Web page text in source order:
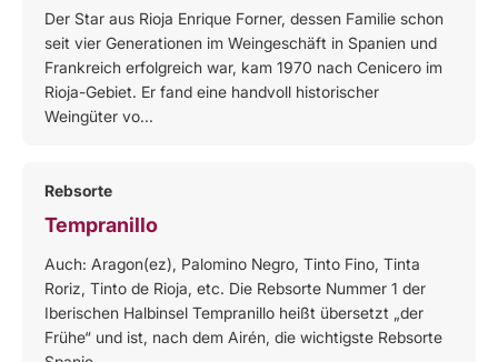
Der Star aus Rioja Enrique Forner, dessen Familie schon
seit vier Generationen im Weingeschäft in Spanien und
Frankreich erfolgreich war, kam 1970 nach Cenicero im
Rioja-Gebiet. Er fand eine handvoll historischer
Weingüter vo...
Rebsorte
Tempranillo
Auch: Aragon(ez), Palomino Negro, Tinto Fino, Tinta
Roriz, Tinto de Rioja, etc. Die Rebsorte Nummer 1 der
Iberischen Halbinsel Tempranillo heißt übersetzt „der
Frühe“ und ist, nach dem Airén, die wichtigste Rebsorte